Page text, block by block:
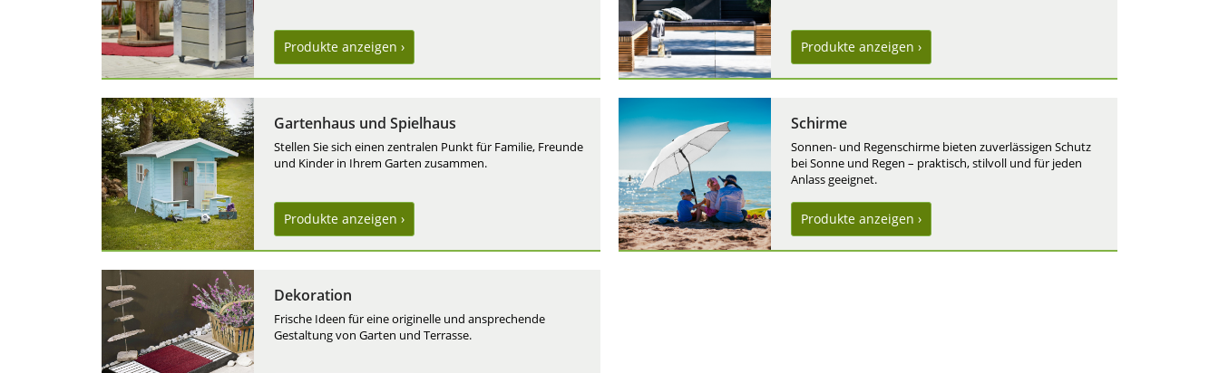
Produkte anzeigen › Produkte anzeigen ›
Gartenhaus und Spielhaus
Stellen Sie sich einen zentralen Punkt für Familie, Freunde
und Kinder in Ihrem Garten zusammen.
Produkte anzeigen ›
Schirme
Sonnen- und Regenschirme bieten zuverlässigen Schutz
bei Sonne und Regen – praktisch, stilvoll und für jeden
Anlass geeignet.
Produkte anzeigen ›
Dekoration
Frische Ideen für eine originelle und ansprechende
Gestaltung von Garten und Terrasse.